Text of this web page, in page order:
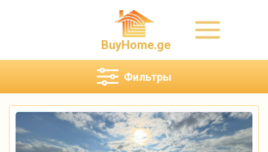
BuyHome.ge
Фильтры